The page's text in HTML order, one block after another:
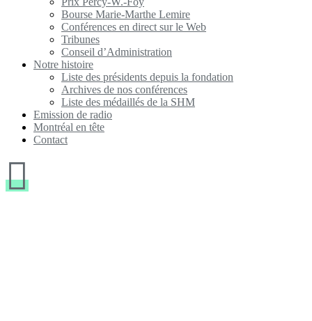
Bourse Marie-Marthe Lemire
Conférences en direct sur le Web
Tribunes
Conseil d’Administration
Notre histoire
Liste des présidents depuis la fondation
Archives de nos conférences
Liste des médaillés de la SHM
Emission de radio
Montréal en tête
Contact